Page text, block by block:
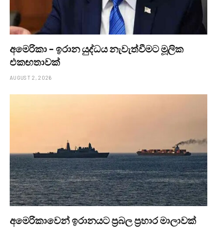
අමෙරිකා – ඉරාන යුද්ධය නැවැත්වීමට මූලික
එකඟතාවක්
AUGUST 2, 2026
අමෙරිකාවෙන් ඉරානයට ප්‍රබල ප්‍රහාර මාලාවක්